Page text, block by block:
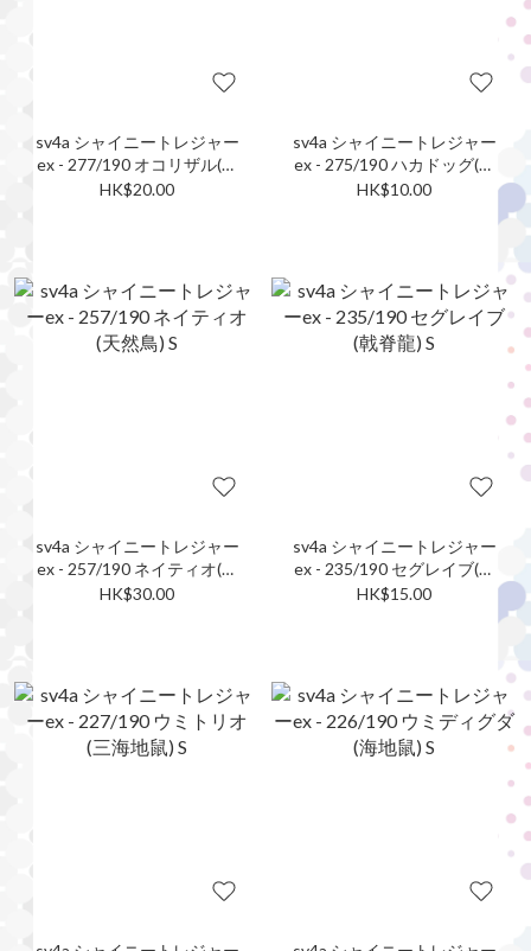
sv4a シャイニートレジャー
ex - 277/190 オコリザル(火
爆猴) S
HK$20.00
sv4a シャイニートレジャー
ex - 275/190 ハカドッグ(墓
揚犬) S
HK$10.00
sv4a シャイニートレジャー
ex - 257/190 ネイティオ(天
然鳥) S
HK$30.00
sv4a シャイニートレジャー
ex - 235/190 セグレイブ(戟
脊龍) S
HK$15.00